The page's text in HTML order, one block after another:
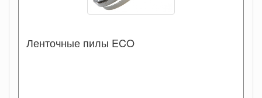
Ленточные пилы ECO